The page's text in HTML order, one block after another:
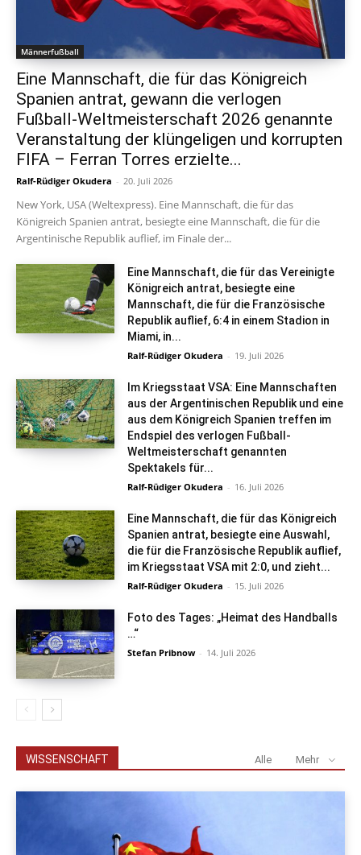
Männerfußball
Eine Mannschaft, die für das Königreich
Spanien antrat, gewann die verlogen
Fußball-Weltmeisterschaft 2026 genannte
Veranstaltung der klüngeligen und korrupten
FIFA – Ferran Torres erzielte...
Ralf-Rüdiger Okudera - 20. Juli 2026
New York, USA (Weltexpress). Eine Mannschaft, die für das
Königreich Spanien antrat, besiegte eine Mannschaft, die für die
Argentinische Republik auflief, im Finale der...
Eine Mannschaft, die für das Vereinigte
Königreich antrat, besiegte eine
Mannschaft, die für die Französische
Republik auflief, 6:4 in einem Stadion in
Miami, in...
Ralf-Rüdiger Okudera - 19. Juli 2026
Im Kriegsstaat VSA: Eine Mannschaften
aus der Argentinischen Republik und eine
aus dem Königreich Spanien treffen im
Endspiel des verlogen Fußball-
Weltmeisterschaft genannten
Spektakels für...
Ralf-Rüdiger Okudera - 16. Juli 2026
Eine Mannschaft, die für das Königreich
Spanien antrat, besiegte eine Auswahl,
die für die Französische Republik auflief,
im Kriegsstaat VSA mit 2:0, und zieht...
Ralf-Rüdiger Okudera - 15. Juli 2026
Foto des Tages: „Heimat des Handballs
…“
Stefan Pribnow - 14. Juli 2026
WISSENSCHAFT Alle Mehr